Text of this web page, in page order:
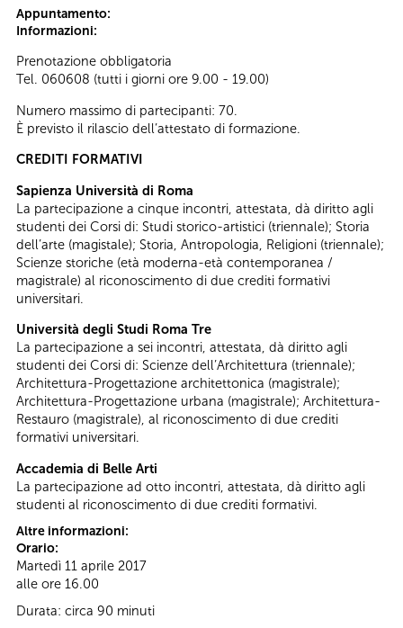
Appuntamento:
Informazioni:
Prenotazione obbligatoria
Tel. 060608 (tutti i giorni ore 9.00 - 19.00)
Numero massimo di partecipanti: 70.
È previsto il rilascio dell’attestato di formazione.
CREDITI FORMATIVI
Sapienza Università di Roma
La partecipazione a cinque incontri, attestata, dà diritto agli
studenti dei Corsi di: Studi storico-artistici (triennale); Storia
dell’arte (magistale); Storia, Antropologia, Religioni (triennale);
Scienze storiche (età moderna-età contemporanea /
magistrale) al riconoscimento di due crediti formativi
universitari.
Università degli Studi Roma Tre
La partecipazione a sei incontri, attestata, dà diritto agli
studenti dei Corsi di: Scienze dell’Architettura (triennale);
Architettura-Progettazione architettonica (magistrale);
Architettura-Progettazione urbana (magistrale); Architettura-
Restauro (magistrale), al riconoscimento di due crediti
formativi universitari.
Accademia di Belle Arti
La partecipazione ad otto incontri, attestata, dà diritto agli
studenti al riconoscimento di due crediti formativi.
Altre informazioni:
Orario:
Martedì 11 aprile 2017
alle ore 16.00
Durata: circa 90 minuti